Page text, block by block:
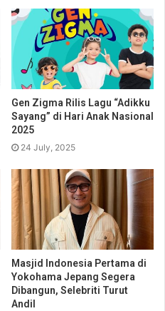
Gen Zigma Rilis Lagu “Adikku
Sayang” di Hari Anak Nasional
2025
24 July, 2025
Masjid Indonesia Pertama di
Yokohama Jepang Segera
Dibangun, Selebriti Turut
Andil